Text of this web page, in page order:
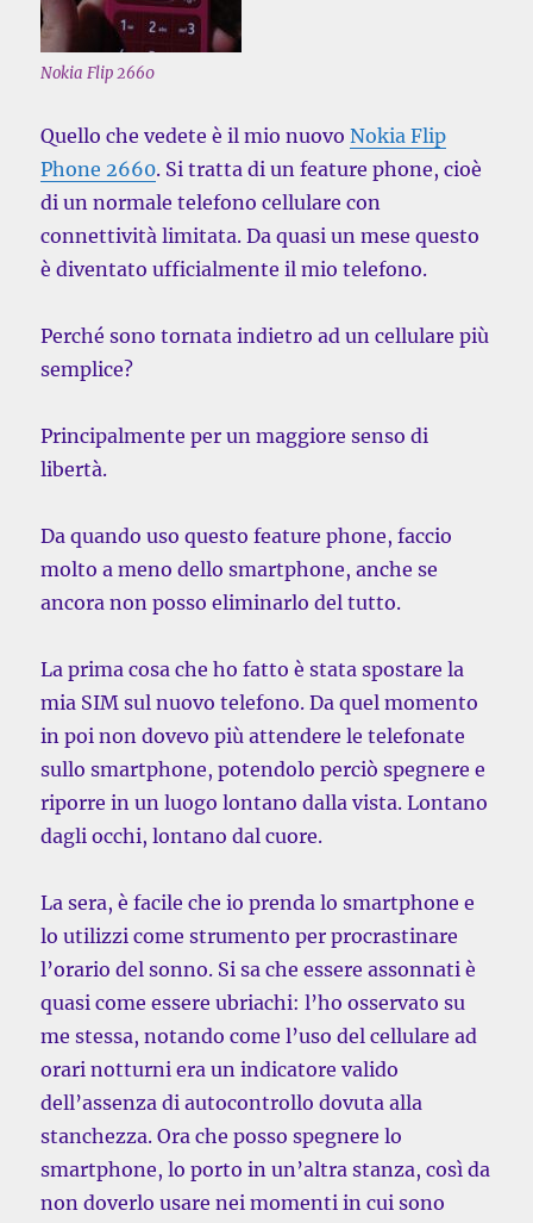
Nokia Flip 2660
Quello che vedete è il mio nuovoNokia Flip
Phone 2660. Si tratta di un feature phone, cioè
di un normale telefono cellulare con
connettività limitata. Da quasi un mese questo
è diventato ufficialmente il mio telefono.
Perché sono tornata indietro ad un cellulare più
semplice?
Principalmente per un maggiore senso di
libertà.
Da quando uso questo feature phone, faccio
molto a meno dello smartphone, anche se
ancora non posso eliminarlo del tutto.
La prima cosa che ho fatto è stata spostare la
mia SIM sul nuovo telefono. Da quel momento
in poi non dovevo più attendere le telefonate
sullo smartphone, potendolo perciò spegnere e
riporre in un luogo lontano dalla vista. Lontano
dagli occhi, lontano dal cuore.
La sera, è facile che io prenda lo smartphone e
lo utilizzi come strumento per procrastinare
l’orario del sonno. Si sa che essere assonnati è
quasi come essere ubriachi: l’ho osservato su
me stessa, notando come l’uso del cellulare ad
orari notturni era un indicatore valido
dell’assenza di autocontrollo dovuta alla
stanchezza. Ora che posso spegnere lo
smartphone, lo porto in un’altra stanza, così da
non doverlo usare nei momenti in cui sono